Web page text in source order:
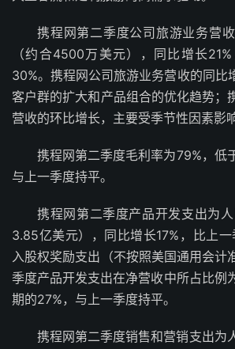
携程网第二季度公司旅游业务营
（约合4500万美元），同比增长
30%。携程网公司旅游业务营收的同比
客户群的扩大和产品组合的优化趋势；
营收的环比增长，主要受季节性因素影响
携程网第二季度毛利率为79%，低
与上一季度持平。
携程网第二季度产品开发支出为
3.85亿美元），同比增长17%，比上
入股权奖励支出（不按照美国通用会计
季度产品开发支出在净营收中所占比例
期的27%，与上一季度持平。
携程网第二季度销售和营销支出为